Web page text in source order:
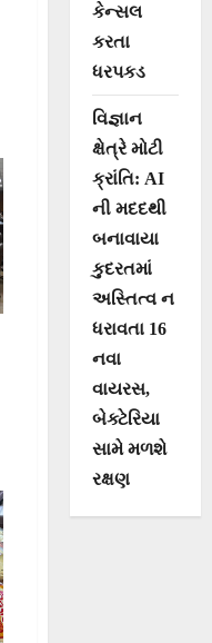
કેન્સલ
કરતા
ધરપકડ
વિજ્ઞાન
ક્ષેત્રે મોટી
ક્રાંતિ: AI
ની મદદથી
બનાવાયા
કુદરતમાં
અસ્તિત્વ ન
ધરાવતા 16
નવા
વાયરસ,
બેક્ટેરિયા
સામે મળશે
રક્ષણ